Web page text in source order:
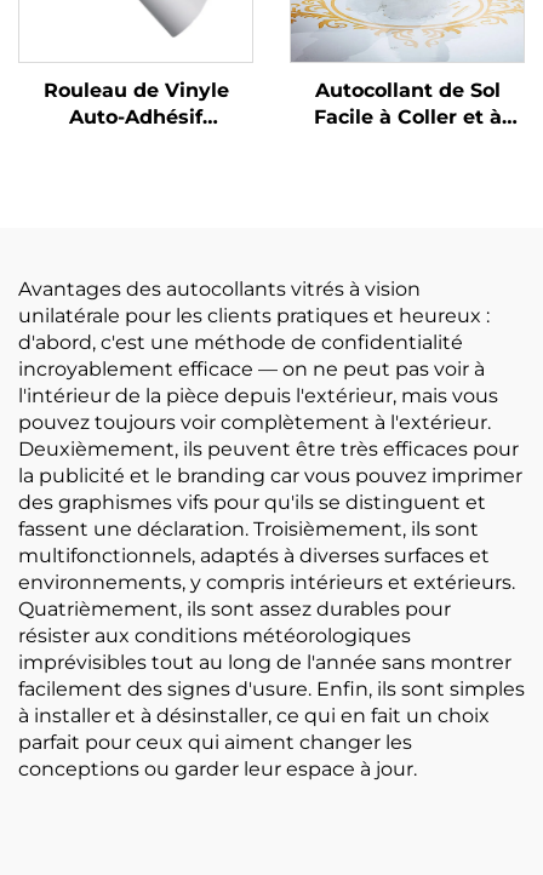
Rouleau de Vinyle
Auto-Adhésif
Autocollant de Sol
Facile à Coller et à
Avantages des autocollants vitrés à vision
unilatérale pour les clients pratiques et heureux :
d'abord, c'est une méthode de confidentialité
incroyablement efficace — on ne peut pas voir à
l'intérieur de la pièce depuis l'extérieur, mais vous
pouvez toujours voir complètement à l'extérieur.
Deuxièmement, ils peuvent être très efficaces pour
la publicité et le branding car vous pouvez imprimer
des graphismes vifs pour qu'ils se distinguent et
fassent une déclaration. Troisièmement, ils sont
multifonctionnels, adaptés à diverses surfaces et
environnements, y compris intérieurs et extérieurs.
Quatrièmement, ils sont assez durables pour
résister aux conditions météorologiques
imprévisibles tout au long de l'année sans montrer
facilement des signes d'usure. Enfin, ils sont simples
à installer et à désinstaller, ce qui en fait un choix
parfait pour ceux qui aiment changer les
conceptions ou garder leur espace à jour.